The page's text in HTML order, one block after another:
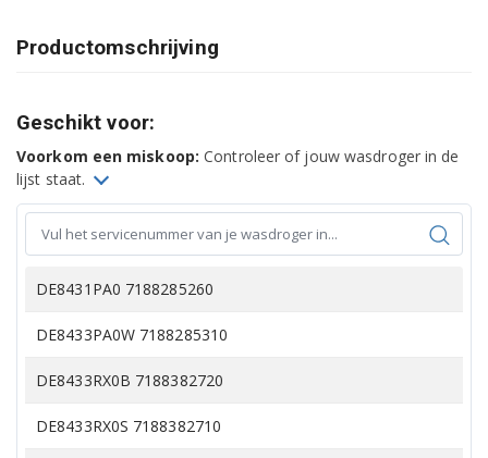
Productomschrijving
Geschikt voor:
Voorkom een miskoop: Controleer of jouw wasdroger in de
lijst staat.
DE8431PA0 7188285260
DE8433PA0W 7188285310
DE8433RX0B 7188382720
DE8433RX0S 7188382710